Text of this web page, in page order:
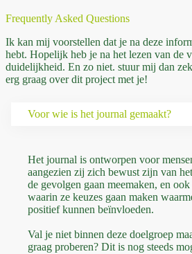
Frequently Asked Questions
Ik kan mij voorstellen dat je na deze
hebt. Hopelijk heb je na het lezen van de
duidelijkheid. En zo niet. stuur mij dan
erg graag over dit project met je!
Voor wie is het journal gemaakt?
Het journal is ontworpen voor
aangezien zij zich bewust zijn van
de gevolgen gaan meemaken, en
waarin ze keuzes gaan maken
positief kunnen beïnvloeden.
Val je niet binnen deze doelgroep
graag proberen? Dit is nog steeds